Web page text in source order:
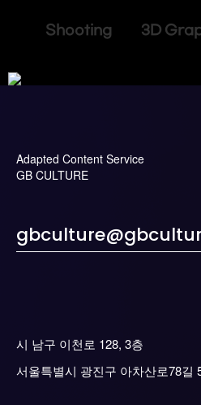
Shooting 3D
Adapted Content Service
GB CULTURE
시 남구 이천로 128, 3층
서울특별시 광진구 아차산로78길